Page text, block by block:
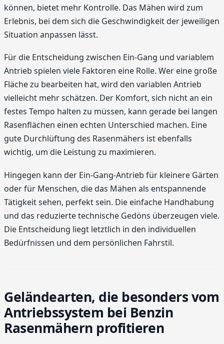
können, bietet mehr Kontrolle. Das Mähen wird zum
Erlebnis, bei dem sich die Geschwindigkeit der jeweiligen
Situation anpassen lässt.
Für die Entscheidung zwischen Ein-Gang und variablem
Antrieb spielen viele Faktoren eine Rolle. Wer eine große
Fläche zu bearbeiten hat, wird den variablen Antrieb
vielleicht mehr schätzen. Der Komfort, sich nicht an ein
festes Tempo halten zu müssen, kann gerade bei langen
Rasenflächen einen echten Unterschied machen. Eine
gute Durchlüftung des Rasenmähers ist ebenfalls
wichtig, um die Leistung zu maximieren.
Hingegen kann der Ein-Gang-Antrieb für kleinere Gärten
oder für Menschen, die das Mähen als entspannende
Tätigkeit sehen, perfekt sein. Die einfache Handhabung
und das reduzierte technische Gedöns überzeugen viele.
Die Entscheidung liegt letztlich in den individuellen
Bedürfnissen und dem persönlichen Fahrstil.
Geländearten, die besonders vom
Antriebssystem bei Benzin
Rasenmähern profitieren